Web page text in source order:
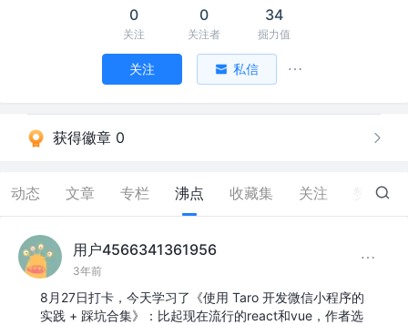
0
关注
0
关注者
34
掘力值
关注 私信
获得徽章 0
动态 文章 专栏 沸点 收藏集 关注 3
用户4566341361956
3年前
8月27日打卡，今天学习了《使用 Taro 开发微信小程序的
实践 + 踩坑合集》：比起现在流行的react和vue，作者选